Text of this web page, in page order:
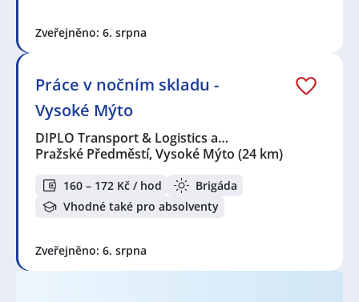
Zveřejněno: 6. srpna
Práce v nočním skladu -
Vysoké Mýto
DIPLO Transport & Logistics a…
Pražské Předměstí, Vysoké Mýto (24 km)
160 – 172 Kč / hod
Brigáda
Vhodné také pro absolventy
Zveřejněno: 6. srpna